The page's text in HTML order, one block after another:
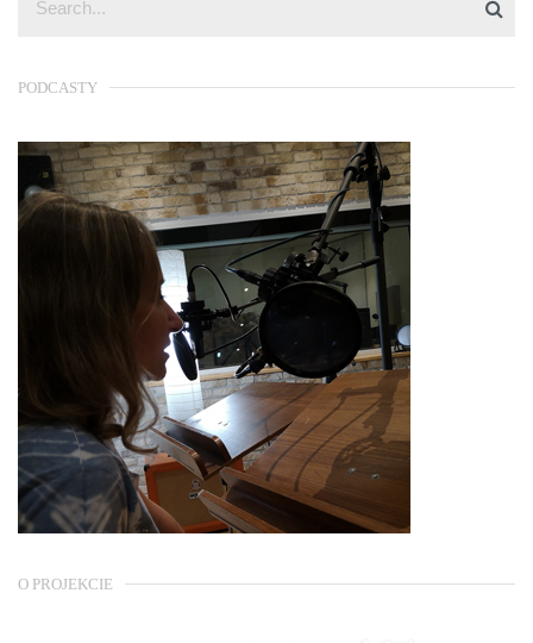
PODCASTY
O PROJEKCIE